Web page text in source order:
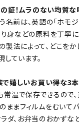
の証！ムラのない均質
名前は、英語の「ホモ
り身などの原料を丁寧
法によって、どこを
ています。
で嬉しいお買い得な3
常温で保存できるので
ままフィルムをむいて
ダ、お弁当のおかずな